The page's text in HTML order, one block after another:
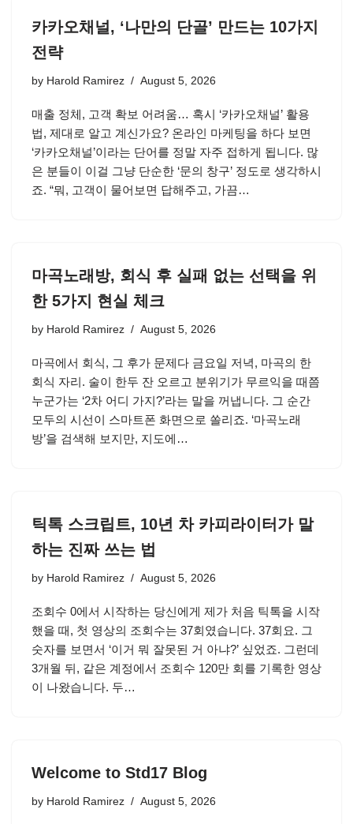
카카오채널, ‘나만의 단골’ 만드는 10가지
전략
by Harold Ramirez August 5, 2026
매출 정체, 고객 확보 어려움… 혹시 ‘카카오채널’ 활용
법, 제대로 알고 계신가요? 온라인 마케팅을 하다 보면
‘카카오채널’이라는 단어를 정말 자주 접하게 됩니다. 많
은 분들이 이걸 그냥 단순한 ‘문의 창구’ 정도로 생각하시
죠. “뭐, 고객이 물어보면 답해주고, 가끔…
마곡노래방, 회식 후 실패 없는 선택을 위
한 5가지 현실 체크
by Harold Ramirez August 5, 2026
마곡에서 회식, 그 후가 문제다 금요일 저녁, 마곡의 한
회식 자리. 술이 한두 잔 오르고 분위기가 무르익을 때쯤
누군가는 ‘2차 어디 가지?’라는 말을 꺼냅니다. 그 순간
모두의 시선이 스마트폰 화면으로 쏠리죠. ‘마곡노래
방’을 검색해 보지만, 지도에…
틱톡 스크립트, 10년 차 카피라이터가 말
하는 진짜 쓰는 법
by Harold Ramirez August 5, 2026
조회수 0에서 시작하는 당신에게 제가 처음 틱톡을 시작
했을 때, 첫 영상의 조회수는 37회였습니다. 37회요. 그
숫자를 보면서 ‘이거 뭐 잘못된 거 아냐?’ 싶었죠. 그런데
3개월 뒤, 같은 계정에서 조회수 120만 회를 기록한 영상
이 나왔습니다. 두…
Welcome to Std17 Blog
by Harold Ramirez August 5, 2026